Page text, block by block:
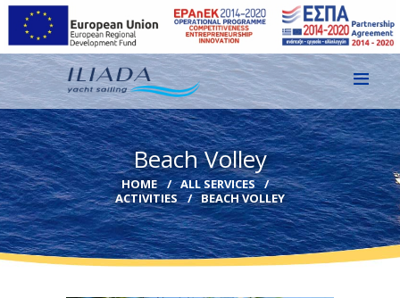
Beach Volley
HOME
ALL SERVICES
ACTIVITIES
BEACH VOLLEY
HOME
GALLERY
CONTACT
EN